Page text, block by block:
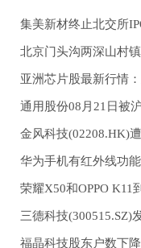
集美新材终止北交所
通用股份08月21日被
金风科技(02208.HK)
福晶科技股东户数下